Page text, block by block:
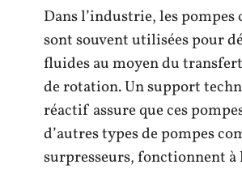
Dans l’industrie, les
sont souvent utilisées pour
fluides au moyen du
de rotation. Un support
réactif assure que ces
d’autres types de pompes
surpresseurs, fonctionnent à